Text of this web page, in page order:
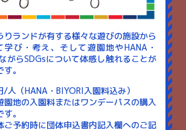
りランドが有する様々な遊びの施設から
学び・考え、そして遊園地やHANA・
がらSDGsについて体感し触れることが
。
人（HANA・BIYORI入園料込み）
地の入園料またはワンデーパスの購入
。
ご予約時に団体申込書内記入欄へのご記